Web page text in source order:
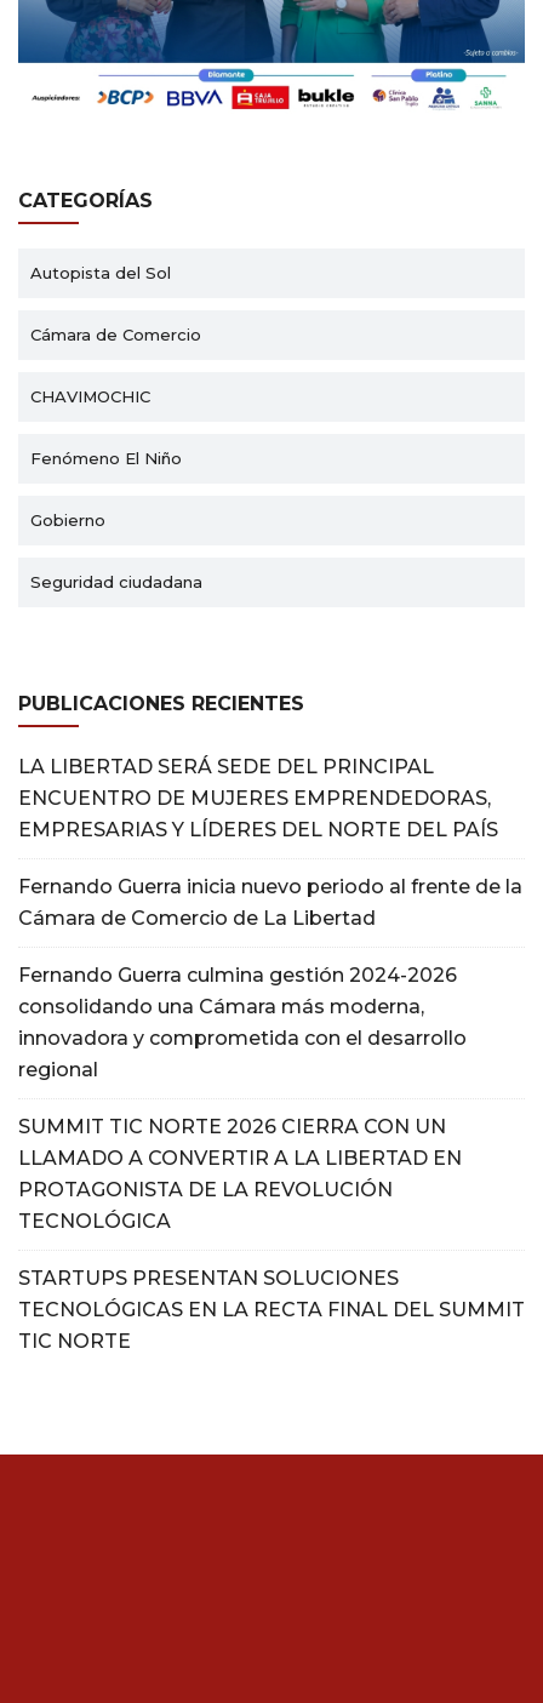
CATEGORÍAS
Autopista del Sol
Cámara de Comercio
CHAVIMOCHIC
Fenómeno El Niño
Gobierno
Seguridad ciudadana
PUBLICACIONES RECIENTES
LA LIBERTAD SERÁ SEDE DEL PRINCIPAL
ENCUENTRO DE MUJERES EMPRENDEDORAS,
EMPRESARIAS Y LÍDERES DEL NORTE DEL PAÍS
Fernando Guerra inicia nuevo periodo al frente de la
Cámara de Comercio de La Libertad
Fernando Guerra culmina gestión 2024-2026
consolidando una Cámara más moderna,
innovadora y comprometida con el desarrollo
regional
SUMMIT TIC NORTE 2026 CIERRA CON UN
LLAMADO A CONVERTIR A LA LIBERTAD EN
PROTAGONISTA DE LA REVOLUCIÓN
TECNOLÓGICA
STARTUPS PRESENTAN SOLUCIONES
TECNOLÓGICAS EN LA RECTA FINAL DEL SUMMIT
TIC NORTE